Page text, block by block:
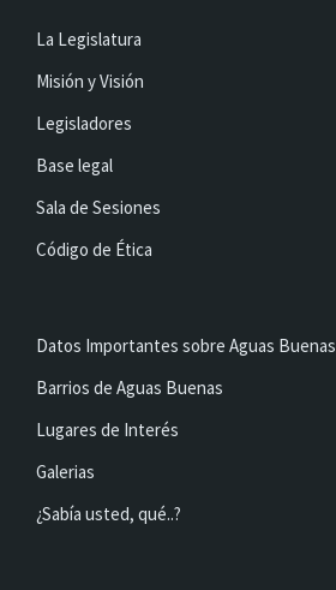
La Legislatura
Misión y Visión
Legisladores
Base legal
Sala de Sesiones
Código de Ética
Datos Importantes sobre Aguas Buenas
Barrios de Aguas Buenas
Lugares de Interés
Galerias
¿Sabía usted, qué..?